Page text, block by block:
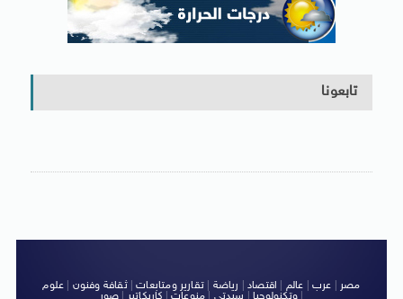
تابعونا
مصر عرب عالم اقتصاد رياضة |تقارير ومتابعات|ثقافة وفنون
علوم
وتكنولوجيا| سيدتى منوعات كاريكاتير صور |